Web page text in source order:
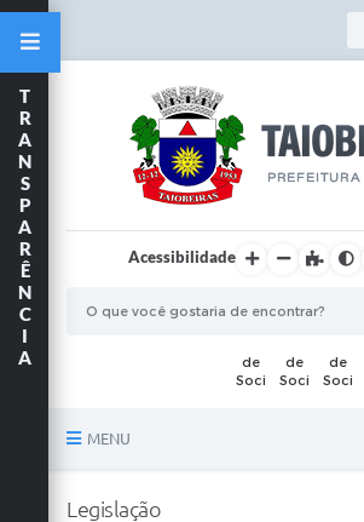
Acessibilidade
MENU
T
R
A
N
S
P
A
R
Ê
N
C
I
A
Legislação